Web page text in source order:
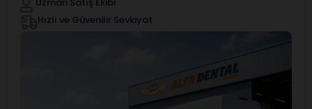
Hızlı ve Güvenilir Sevkiyat